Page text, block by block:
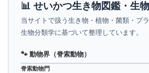
📊 せいかつ生き物図鑑・生
当サイトで扱う生き物・植物・菌類・プラ
生物分類学に基づいて整理しています。
🐾 動物界（脊索動物）
脊索動物門